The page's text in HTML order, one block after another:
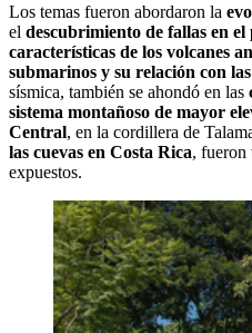
Los temas fueron abordaron la
el descubrimiento de fallas en el
características de los volcanes
submarinos y su relación con
sísmica, también se ahondó en las
sistema montañoso de mayor
Central, en la cordillera de
las cuevas en Costa Rica, fueron
expuestos.